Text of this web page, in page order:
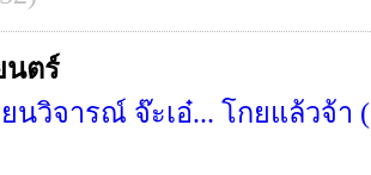
นตร์
นวิจารณ์ จ๊ะเอ๋... โกยแล้วจ้า